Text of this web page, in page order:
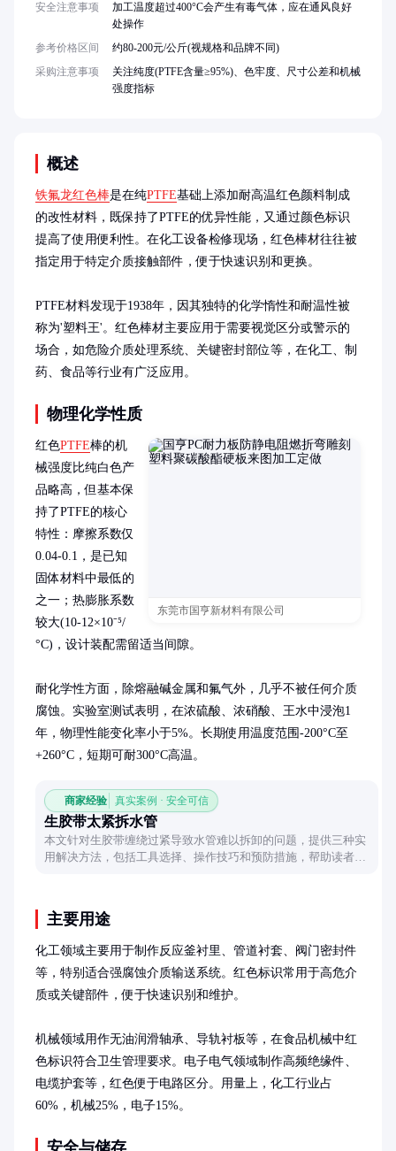
概述
铁氟龙红色棒是在纯PTFE基础上添加耐高温红色颜料制成
的改性材料，既保持了PTFE的优异性能，又通过颜色标识
提高了使用便利性。在化工设备检修现场，红色棒材往往被
指定用于特定介质接触部件，便于快速识别和更换。
PTFE材料发现于1938年，因其独特的化学惰性和耐温性被
称为'塑料王'。红色棒材主要应用于需要视觉区分或警示的
场合，如危险介质处理系统、关键密封部位等，在化工、制
药、食品等行业有广泛应用。
物理化学性质
东莞市国亨新材料有限公司
红色PTFE棒的机
械强度比纯白色产
品略高，但基本保
持了PTFE的核心
特性：摩擦系数仅
0.04-0.1，是已知
固体材料中最低的
之一；热膨胀系数
较大(10-12×10⁻⁵/
°C)，设计装配需留适当间隙。
耐化学性方面，除熔融碱金属和氟气外，几乎不被任何介质
腐蚀。实验室测试表明，在浓硫酸、浓硝酸、王水中浸泡1
年，物理性能变化率小于5%。长期使用温度范围-200°C至
+260°C，短期可耐300°C高温。
商家经验 真实案例 · 安全可信
生胶带太紧拆水管
本文针对生胶带缠绕过紧导致水管难以拆卸的问题，提供三种实
用解决方法，包括工具选择、操作技巧和预防措施，帮助读者轻
主要用途
化工领域主要用于制作反应釜衬里、管道衬套、阀门密封件
等，特别适合强腐蚀介质输送系统。红色标识常用于高危介
质或关键部件，便于快速识别和维护。
机械领域用作无油润滑轴承、导轨衬板等，在食品机械中红
色标识符合卫生管理要求。电子电气领域制作高频绝缘件、
电缆护套等，红色便于电路区分。用量上，化工行业占
60%，机械25%，电子15%。
安全与储存
安全注意事项
加工温度超过400°C会产生有毒气体，应在通风良好
处操作
参考价格区间
约80-200元/公斤(视规格和品牌不同)
采购注意事项
关注纯度(PTFE含量≥95%)、色牢度、尺寸公差和机械
强度指标